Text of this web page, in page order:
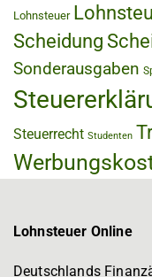
Lohnsteuer
Scheidung
Sonderausgaben
Steuerrecht Studenten
Lohnsteuer Online
Deutschlands